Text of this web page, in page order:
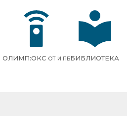
ОЛИМП:ОКС ОТ И ПББИБЛИОТЕКА